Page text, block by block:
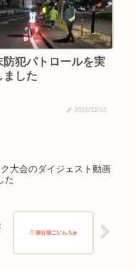
防犯パトロールを実
ました
2022/12/12
大会のダイジェスト動画
た